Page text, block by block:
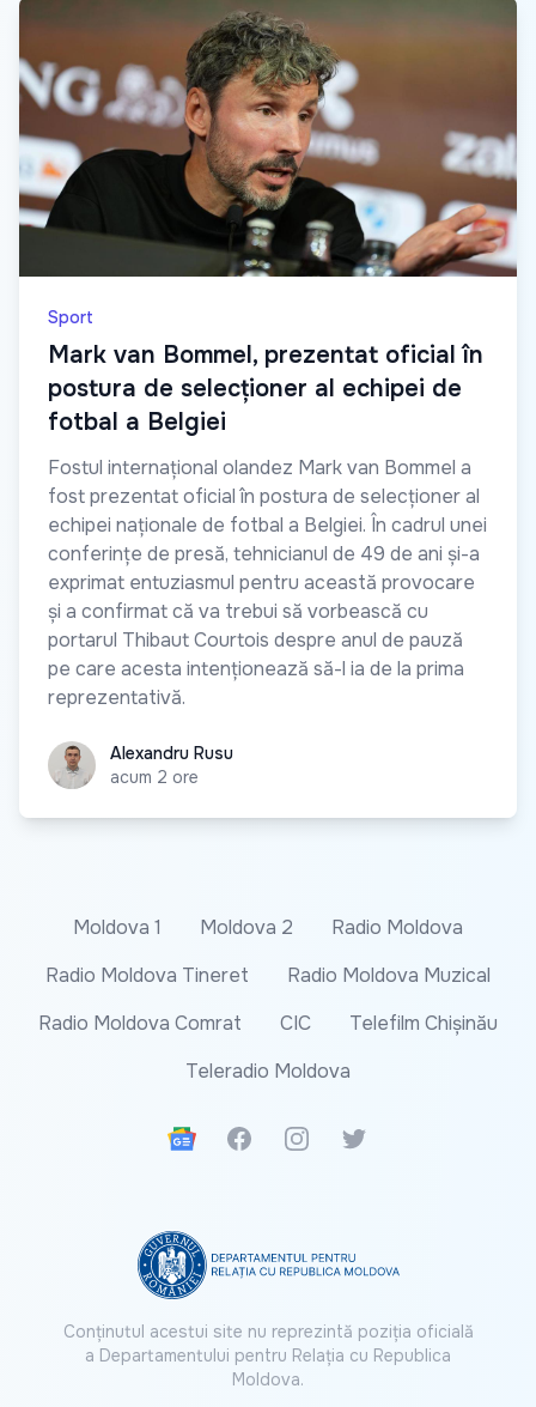
Sport
Mark van Bommel, prezentat oficial în
postura de selecționer al echipei de
fotbal a Belgiei
Fostul internațional olandez Mark van Bommel a
fost prezentat oficial în postura de selecționer al
echipei naționale de fotbal a Belgiei. În cadrul unei
conferințe de presă, tehnicianul de 49 de ani și-a
exprimat entuziasmul pentru această provocare
și a confirmat că va trebui să vorbească cu
portarul Thibaut Courtois despre anul de pauză
pe care acesta intenționează să-l ia de la prima
reprezentativă.
Alexandru Rusu
Alexandru Rusu
acum 2 ore
Moldova 1 Moldova 2
Radio Moldova
Radio Moldova Tineret
Radio Moldova Muzical
Radio Moldova Comrat
CIC
Telefilm Chișinău
Teleradio Moldova
Google News
FacebookInstagramTwitter
Conținutul acestui site nu reprezintă poziția oficială
a Departamentului pentru Relația cu Republica
Moldova.